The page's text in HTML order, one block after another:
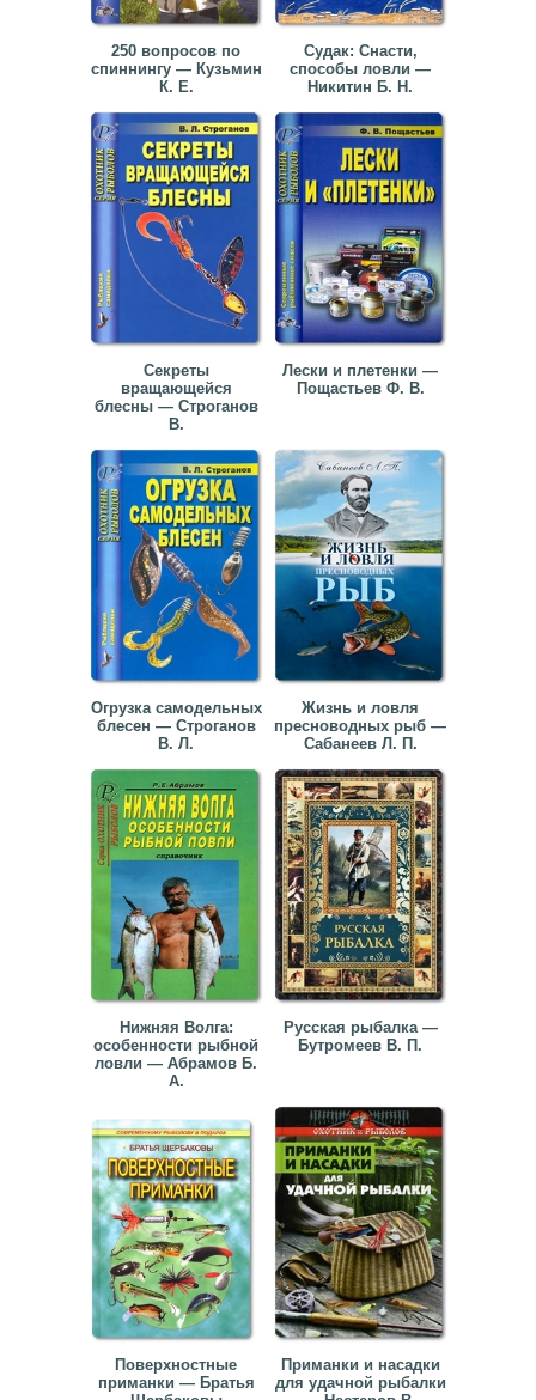
250 вопросов по
спиннингу — Кузьмин
К. Е.
Судак: Снасти,
способы ловли —
Никитин Б. Н.
Секреты
вращающейся
блесны — Строганов
В.
Лески и плетенки —
Пощастьев Ф. В.
Огрузка самодельных
блесен — Строганов
В. Л.
Жизнь и ловля
пресноводных рыб —
Сабанеев Л. П.
Нижняя Волга:
особенности рыбной
ловли — Абрамов Б.
А.
Русская рыбалка —
Бутромеев В. П.
Поверхностные
приманки — Братья
Приманки и насадки
для удачной рыбалки